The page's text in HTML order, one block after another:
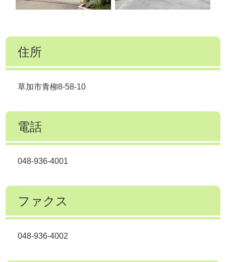
住所
草加市青柳8-58-10
電話
048-936-4001
ファクス
048-936-4002